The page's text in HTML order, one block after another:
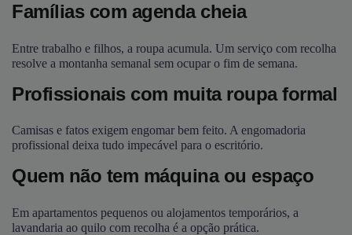
Famílias com agenda cheia
Entre trabalho e filhos, a roupa acumula. Um serviço com recolha
resolve a montanha semanal sem ocupar o fim de semana.
Profissionais com muita roupa formal
Camisas e fatos exigem engomar bem feito. A engomadoria
profissional deixa tudo impecável para o escritório.
Quem não tem máquina ou espaço
Em apartamentos pequenos ou alojamentos temporários, a
lavandaria ao quilo com recolha é a opção prática.